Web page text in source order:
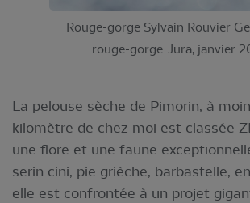
Rouge-gorge Sylvain Rouvier
rouge-gorge. Jura, janvier
La pelouse sèche de Pimorin, à
kilomètre de chez moi est classée
une flore et une faune
serin cini, pie grièche, barbastelle,
elle est confrontée à un projet